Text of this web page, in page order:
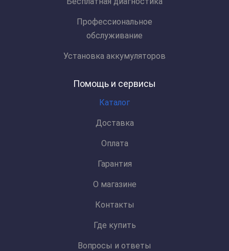
Профессиональное
обслуживание
Установка аккумуляторов
Помощь и сервисы
Каталог
Доставка
Оплата
Гарантия
О магазине
Контакты
Где купить
Вопросы и ответы